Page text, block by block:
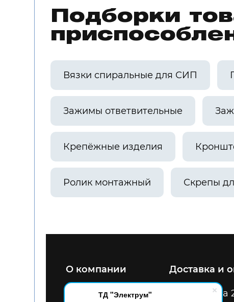
ТД "Электрум"
Подборки
Вязки спиральные для СИП
Зажимы ответвительные
Крепёжные изделия
Ролик монтажный Скрепы
О компании Доставка и
8 800 200 47 34
Улица